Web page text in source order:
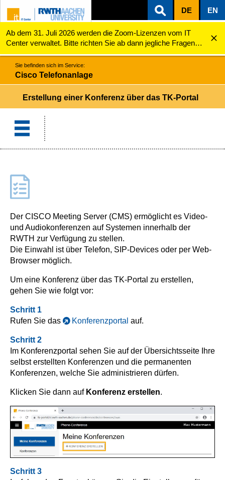
ZUM INHALTSBEREICH
ZUR HAUPTNAVIGATION
ZUR SUCHE
DE EN
Ab dem 31. Juli 2026 werden die Zoom-Lizenzen vom IT
Center verwaltet. Bitte richten Sie ab dann jegliche Fragen
zu den Zoom-Lizenzen (z.B. Probleme mit dem Login) an
servicedesk@itc.rwth-aachen.de.
Cisco Telefonanlage
Sie befinden sich im Service:
Cisco Telefonanlage
Erstellung einer Konferenz über das TK-Portal
Der CISCO Meeting Server (CMS) ermöglicht es Video-
und Audiokonferenzen auf Systemen innerhalb der
RWTH zur Verfügung zu stellen.
Die Einwahl ist über Telefon, SIP-Devices oder per Web-
Browser möglich.
Um eine Konferenz über das TK-Portal zu erstellen,
gehen Sie wie folgt vor:
Schritt 1
Rufen Sie das
Konferenzportal auf.
Schritt 2
Im Konferenzportal sehen Sie auf der Übersichtsseite Ihre
selbst erstellten Konferenzen und die permanenten
Konferenzen, welche Sie administrieren dürfen.
Klicken Sie dann auf Konferenz erstellen.
Schritt 3